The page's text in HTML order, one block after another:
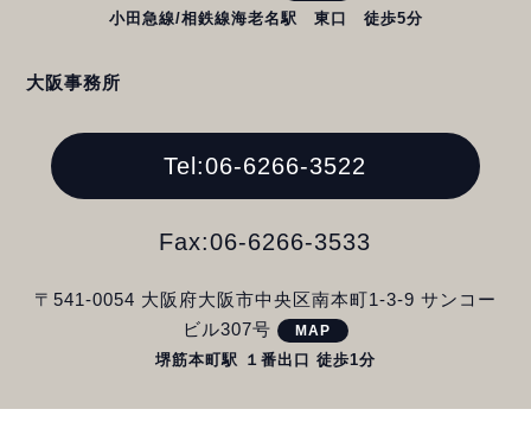
小田急線/相鉄線海老名駅 東口 徒歩5分
大阪事務所
Tel:06-6266-3522
Fax:06-6266-3533
〒541-0054 大阪府大阪市中央区南本町1-3-9 サンコー
ビル307号
MAP
堺筋本町駅 １番出口 徒歩1分